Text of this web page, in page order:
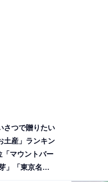
さつで贈りたい
土産」ランキン
「マウントバー
」「東京名菓